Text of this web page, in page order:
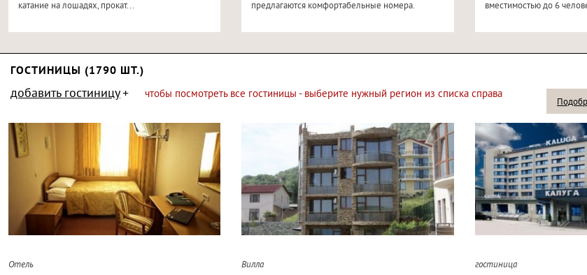
катание на лошадях, прокат...
предлагаются комфортабельные номера.
вместимостью до 6
ГОСТИНИЦЫ (1790 ШТ.)
добавить гостиницу чтобы посмотреть все гостиницы - выберите нужный регион из списка справа
Отель Вилла гостиница